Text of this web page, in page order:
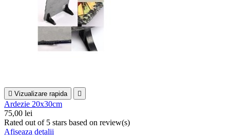
 Vizualizare rapida 
Ardezie 20x30cm
75,00 lei
Rated out of 5 stars based on review(s)
Afiseaza detalii